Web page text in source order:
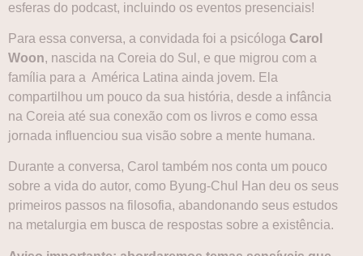
esferas do podcast, incluindo os eventos presenciais!
Para essa conversa, a convidada foi a psicóloga Carol
Woon, nascida na Coreia do Sul, e que migrou com a
família para a América Latina ainda jovem. Ela
compartilhou um pouco da sua história, desde a infância
na Coreia até sua conexão com os livros e como essa
jornada influenciou sua visão sobre a mente humana.
Durante a conversa, Carol também nos conta um pouco
sobre a vida do autor, como Byung-Chul Han deu os seus
primeiros passos na filosofia, abandonando seus estudos
na metalurgia em busca de respostas sobre a existência.